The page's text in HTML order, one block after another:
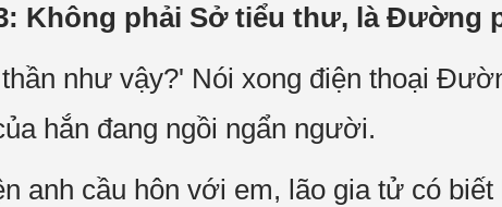
Không phải Sở tiểu thư, là Đường
như vậy?' Nói xong điện thoại
hắn đang ngồi ngẩn người.
anh cầu hôn với em, lão gia tử có biết